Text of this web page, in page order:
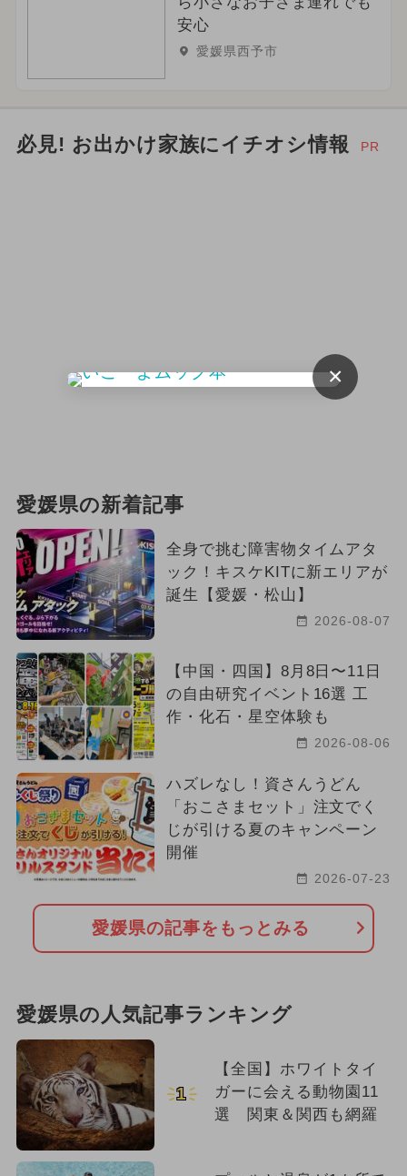
2023年12月のイベント
2025年7月のイベント
安心
愛媛県西予市
必見! お出かけ家族にイチオシ情報 PR
愛媛県の新着記事
全身で挑む障害物タイムアタ
ック！キスケKITに新エリアが
誕生【愛媛・松山】
2026-08-07
【中国・四国】8月8日〜11日
の自由研究イベント16選 工
作・化石・星空体験も
2026-08-06
ハズレなし！資さんうどん
「おこさまセット」注文でく
じが引ける夏のキャンペーン
開催
2026-07-23
愛媛県の記事をもっとみる
愛媛県の人気記事ランキング
1
【全国】ホワイトタイ
ガーに会える動物園11
選 関東＆関西も網羅
×